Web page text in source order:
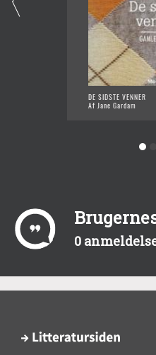
DE SIDSTE VENNER
Af Jane Gardam
0